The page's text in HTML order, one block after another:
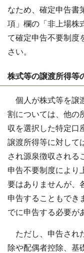
なため、確定申告書
項」欄の「非上場株
て確定申告不要制度
さい。
株式等の譲渡所得等
個人が株式等を譲
割については、他の
収を選択した特定口
譲渡所得等に対して
され源泉徴収される
申告不要制度により
要はありませんが、
申告することもでき
でに申告する必要が
ただし、申告され
除や配偶者控除、基